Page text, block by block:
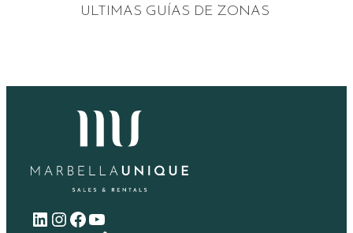
ULTIMAS GUÍAS DE ZONAS
LinkedIn Instagram Facebook YouTube